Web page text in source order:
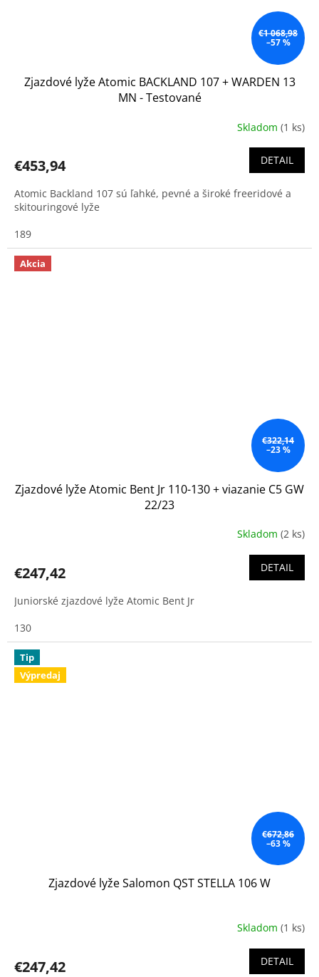
€1 068,98
–57 %
Zjazdové lyže Atomic BACKLAND 107 + WARDEN 13
MN - Testované
Skladom (1 ks)
€453,94 DETAIL
Atomic Backland 107 sú ľahké, pevné a široké freeridové a
skitouringové lyže
189
Akcia
€322,14
–23 %
Zjazdové lyže Atomic Bent Jr 110-130 + viazanie C5 GW
22/23
Skladom (2 ks)
€247,42 DETAIL
Juniorské zjazdové lyže Atomic Bent Jr
130
Tip
Výpredaj
€672,86
–63 %
Zjazdové lyže Salomon QST STELLA 106 W
Skladom (1 ks)
€247,42 DETAIL